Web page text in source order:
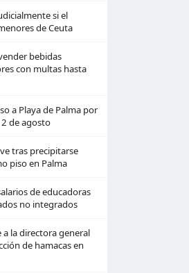
si el
de Ceuta
bebidas
con multas hasta
a Playa de Palma por
de agosto
tras precipitarse
piso en Palma
de educadoras
no integrados
la directora general
de hamacas en